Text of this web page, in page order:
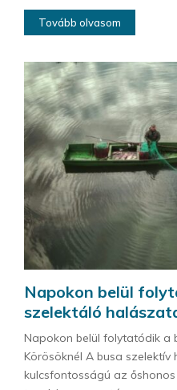
Tovább olvasom
Napokon belül
szelektáló
Napokon belül folytatódik a
Körösöknél A busa
kulcsfontosságú az